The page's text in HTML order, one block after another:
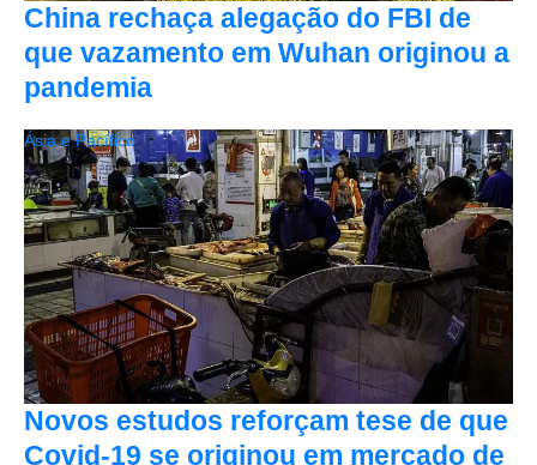
China rechaça alegação do FBI de
que vazamento em Wuhan originou a
pandemia
Novos estudos reforçam tese de que
Covid-19 se originou em mercado de
Ásia e Pacífico